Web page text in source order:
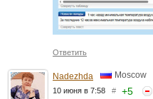
Ответить
Nadezhda Moscow
10 июня в 7:58 # +5